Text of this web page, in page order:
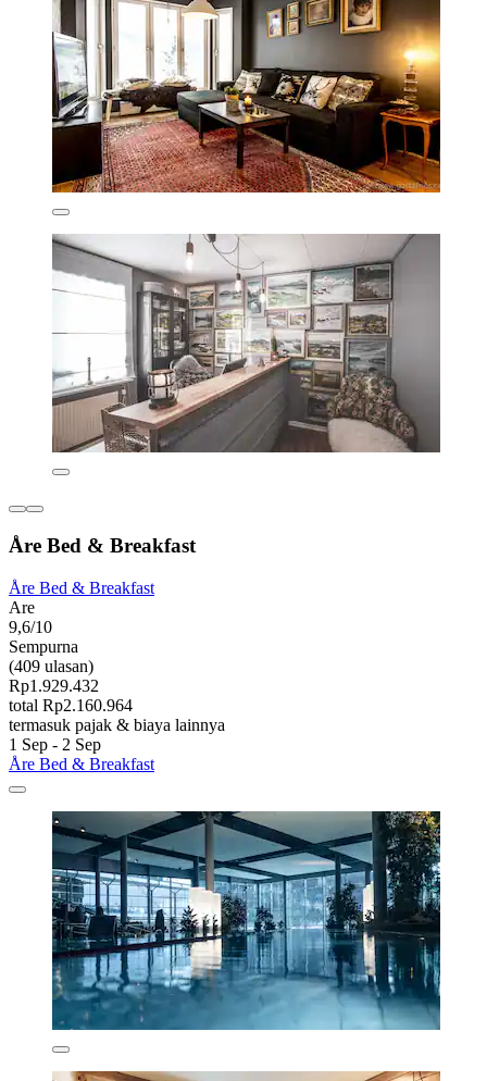
Åre Bed & Breakfast
Åre Bed & Breakfast
Are
9,6/10
Sempurna
(409 ulasan)
Rp1.929.432
total Rp2.160.964
termasuk pajak & biaya lainnya
1 Sep - 2 Sep
Åre Bed & Breakfast